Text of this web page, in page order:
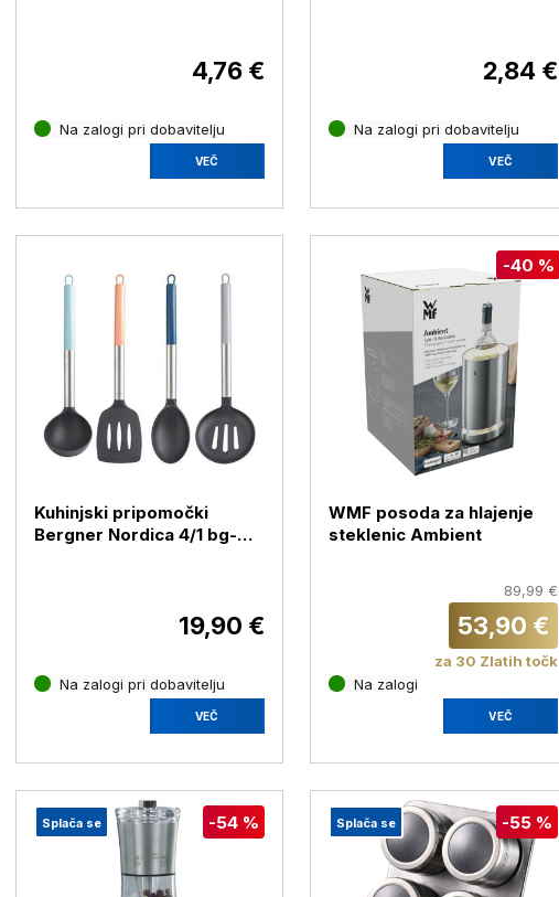
4,76 €
Na zalogi pri dobavitelju
VEČ
2,84 €
Na zalogi pri dobavitelju
VEČ
Kuhinjski pripomočki
Bergner Nordica 4/1 bg-
19,90 €
Na zalogi pri dobavitelju
VEČ
-40 %
WMF posoda za hlajenje
steklenic Ambient
89,99 €
53,90 €
za 30 Zlatih točk
Na zalogi
VEČ
Splača se -54 % Splača se -55 %